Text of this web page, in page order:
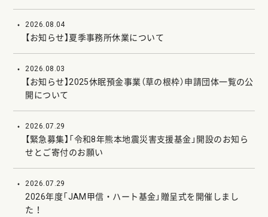
2026.08.04
【お知らせ】夏季事務所休業について
2026.08.03
【お知らせ】2025休眠預金事業（草の根枠）申請団体一覧の公
開について
2026.07.29
【緊急募集】「令和8年熊本地震災害支援基金」開設のお知ら
せとご寄付のお願い
2026.07.29
2026年度「JAM甲信・ハート基金」贈呈式を開催しまし
た！